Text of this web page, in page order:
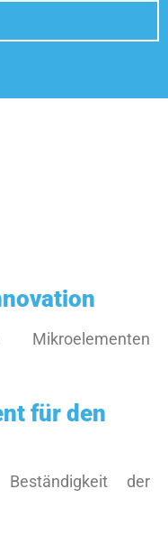
Mikroelementen
für den
der